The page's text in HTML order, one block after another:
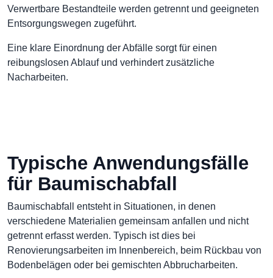
Verwertbare Bestandteile werden getrennt und geeigneten
Entsorgungswegen zugeführt.
Eine klare Einordnung der Abfälle sorgt für einen
reibungslosen Ablauf und verhindert zusätzliche
Nacharbeiten.
Typische Anwendungsfälle
für Baumischabfall
Baumischabfall entsteht in Situationen, in denen
verschiedene Materialien gemeinsam anfallen und nicht
getrennt erfasst werden. Typisch ist dies bei
Renovierungsarbeiten im Innenbereich, beim Rückbau von
Bodenbelägen oder bei gemischten Abbrucharbeiten.